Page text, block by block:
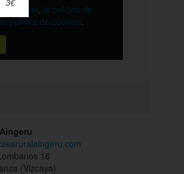
términos, la política de
la política de cookies.
16
(Vizcaya)